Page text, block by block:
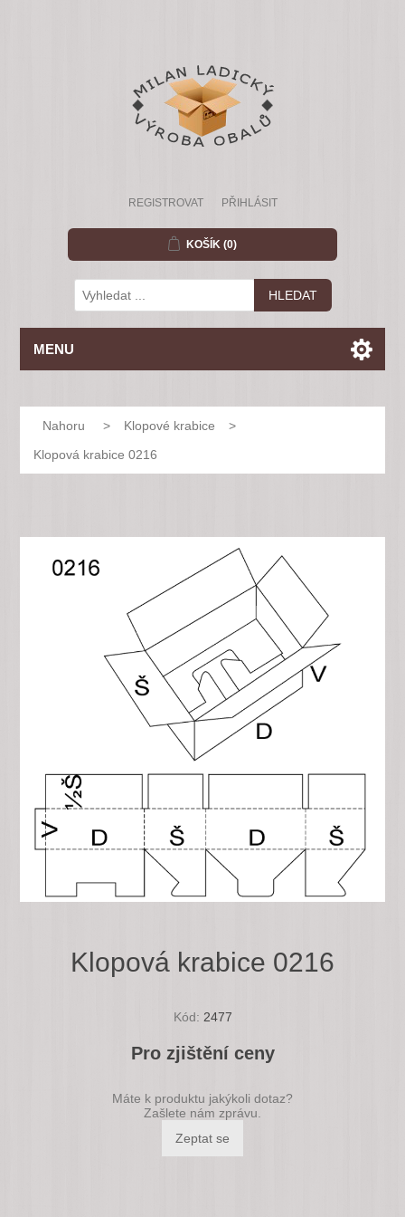
REGISTROVAT PŘIHLÁSIT
KOŠÍK (0)
MENU
Nahoru > Klopové krabice
>
Klopová krabice 0216
Klopová krabice 0216
Kód: 2477
Pro zjištění ceny
Máte k produktu jakýkoli dotaz?
Zašlete nám zprávu.